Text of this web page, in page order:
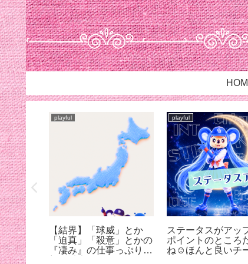
ウォー
まで
playful
【結界】「球威」とか
「迫真」「殺意」とかの
『凄み』の仕事っぷりが
playful
ステータスがアッ
ポイントのところ
ね☺︎ほんと良いチ